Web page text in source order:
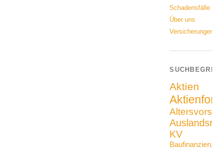
Schadensfälle
Über uns
Versicherungen
Aktien
KV
Baufinanzierung